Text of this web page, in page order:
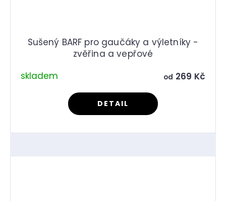
Sušený BARF pro gaučáky a výletníky -
zvěřina a vepřové
skladem
od 269 Kč
DETAIL